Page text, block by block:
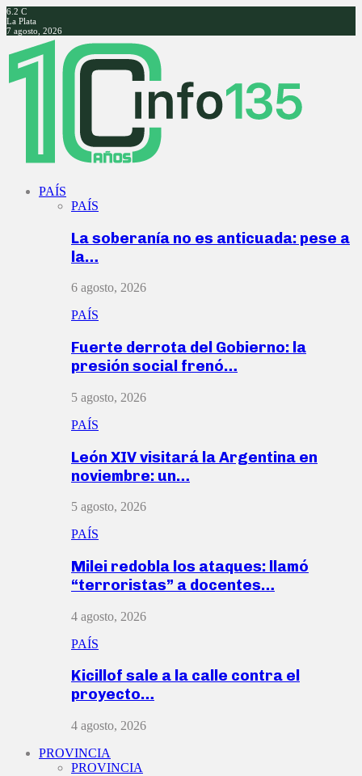
6.2 C
La Plata
7 agosto, 2026
Facebook
Twitter
Instagram
Youtube
PAÍS
PAÍS
La soberanía no es anticuada: pese a
la…
6 agosto, 2026
PAÍS
Fuerte derrota del Gobierno: la
presión social frenó…
5 agosto, 2026
PAÍS
León XIV visitará la Argentina en
noviembre: un…
5 agosto, 2026
PAÍS
Milei redobla los ataques: llamó
“terroristas” a docentes…
4 agosto, 2026
PAÍS
Kicillof sale a la calle contra el
proyecto…
4 agosto, 2026
PROVINCIA
PROVINCIA